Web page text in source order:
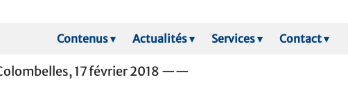
Contenus▾ Actualités▾ Services▾ Contact▾
17 février 2018 ——